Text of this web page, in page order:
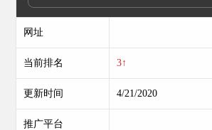
网址
当前排名 3↑
更新时间 4/21/2020
推广平台